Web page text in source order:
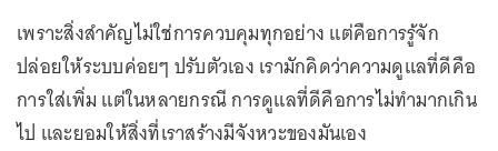
เพราะสิ่งสำคัญไม่ใช่การควบคุมทุกอย่าง แต่คือการรู้จัก
ปล่อยให้ระบบค่อยๆ ปรับตัวเอง เรามักคิดว่าความดูแลที่ดีคือ
การใส่เพิ่ม แต่ในหลายกรณี การดูแลที่ดีคือการไม่ทำมากเกิน
ไป และยอมให้สิ่งที่เราสร้างมีจังหวะของมันเอง